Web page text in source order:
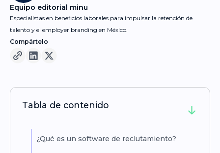
Equipo editorial minu
Especialistas en beneficios laborales para impulsar la retención de
talento y el employer branding en México.
Compártelo
Tabla de contenido
¿Qué es un software de reclutamiento?